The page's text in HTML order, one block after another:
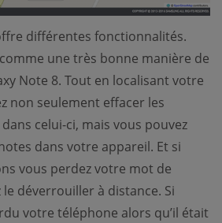
différentes fonctionnalités.
une très bonne manière de
Note 8. Tout en localisant votre
non seulement effacer les
celui-ci, mais vous pouvez
dans votre appareil. Et si
vous perdez votre mot de
déverrouiller à distance. Si
votre téléphone alors qu’il était